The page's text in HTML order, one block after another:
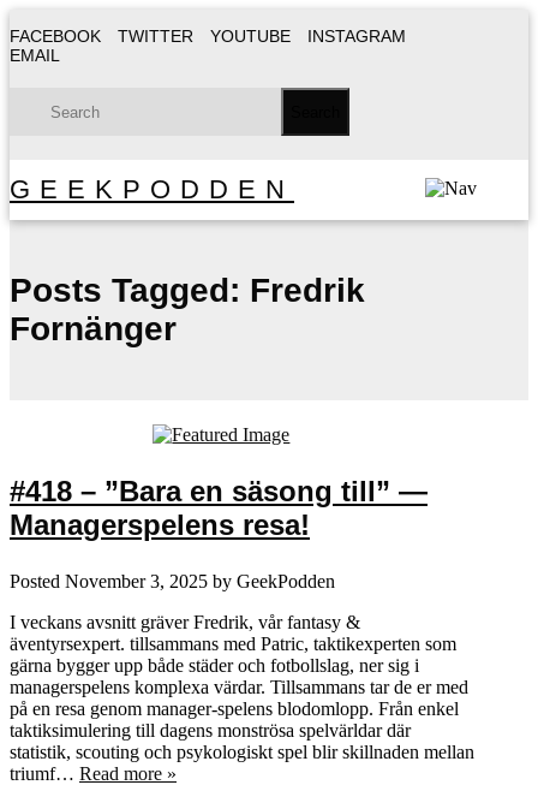
FACEBOOK TWITTER YOUTUBE
INSTAGRAM
EMAIL
GEEKPODDEN
Posts Tagged: Fredrik
Fornänger
#418 – ”Bara en säsong till” —
Managerspelens resa!
Posted November 3, 2025 by GeekPodden
I veckans avsnitt gräver Fredrik, vår fantasy &
äventyrsexpert. tillsammans med Patric, taktikexperten som
gärna bygger upp både städer och fotbollslag, ner sig i
managerspelens komplexa värdar. Tillsammans tar de er med
på en resa genom manager-spelens blodomlopp. Från enkel
taktiksimulering till dagens monströsa spelvärldar där
statistik, scouting och psykologiskt spel blir skillnaden mellan
triumf… Read more »